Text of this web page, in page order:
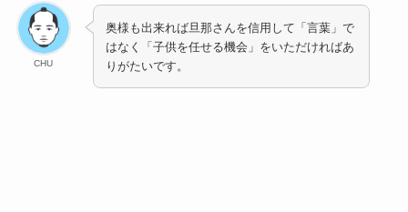
CHU
奥様も出来れば旦那さんを信用して「言葉」で
はなく「子供を任せる機会」をいただければあ
りがたいです。